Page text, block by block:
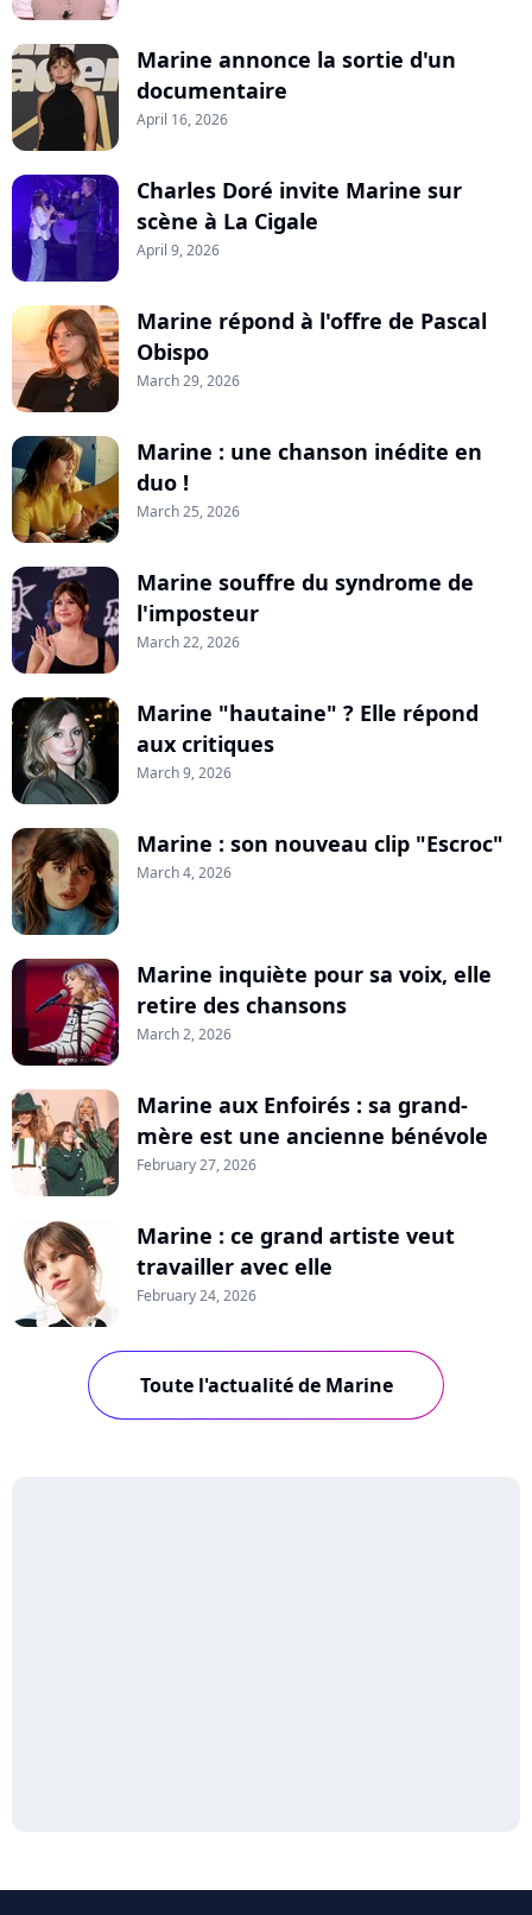
Marine annonce la sortie d'un
documentaire
April 16, 2026
Charles Doré invite Marine sur
scène à La Cigale
April 9, 2026
Marine répond à l'offre de Pascal
Obispo
March 29, 2026
Marine : une chanson inédite en
duo !
March 25, 2026
Marine souffre du syndrome de
l'imposteur
March 22, 2026
Marine "hautaine" ? Elle répond
aux critiques
March 9, 2026
Marine : son nouveau clip "Escroc"
March 4, 2026
Marine inquiète pour sa voix, elle
retire des chansons
March 2, 2026
Marine aux Enfoirés : sa grand-
mère est une ancienne bénévole
February 27, 2026
Marine : ce grand artiste veut
travailler avec elle
February 24, 2026
Toute l'actualité de Marine